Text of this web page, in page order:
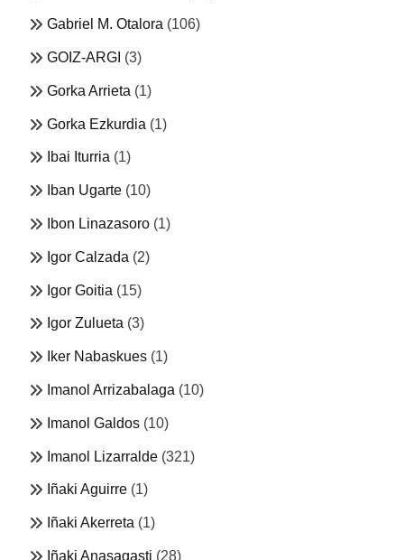
Gabriel M. Otalora (106)
GOIZ-ARGI (3)
Gorka Arrieta (1)
Gorka Ezkurdia (1)
Ibai Iturria (1)
Iban Ugarte (10)
Ibon Linazasoro (1)
Igor Calzada (2)
Igor Goitia (15)
Igor Zulueta (3)
Iker Nabaskues (1)
Imanol Arrizabalaga (10)
Imanol Galdos (10)
Imanol Lizarralde (321)
Iñaki Aguirre (1)
Iñaki Akerreta (1)
Iñaki Anasagasti (28)